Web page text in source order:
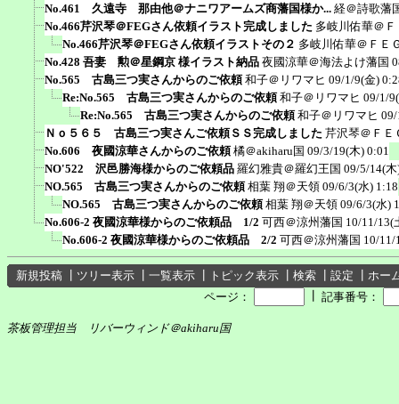
No.461 久遠寺 那由他＠ナニワアームズ商藩国様か... 経＠詩歌藩
No.466芹沢琴＠FEGさん依頼イラスト完成しました 多岐川佑華＠Ｆ
No.466芹沢琴＠FEGさん依頼イラストその２ 多岐川佑華＠ＦＥ
No.428 吾妻 勲＠星鋼京 様イラスト納品 夜國涼華＠海法よけ藩国
No.565 古島三つ実さんからのご依頼 和子＠リワマヒ 09/1/9(金)
Re:No.565 古島三つ実さんからのご依頼 和子＠リワマヒ 09/1/
Re:No.565 古島三つ実さんからのご依頼 和子＠リワマヒ
Ｎｏ５６５ 古島三つ実さんご依頼ＳＳ完成しました 芹沢琴＠ＦＥ
No.606 夜國涼華さんからのご依頼 橘＠akiharu国 09/3/19(木) 0:01
NO'522 沢邑勝海様からのご依頼品 羅幻雅貴＠羅幻王国 09/5/14(
NO.565 古島三つ実さんからのご依頼 相葉 翔＠天領 09/6/3(水) 1:18
NO.565 古島三つ実さんからのご依頼 相葉 翔＠天領 09/6/3(水)
No.606-2 夜國涼華様からのご依頼品 1/2 可西＠涼州藩国 10/11/13(
No.606-2 夜國涼華様からのご依頼品 2/2 可西＠涼州藩国 10/11/
新規投稿 ツリー表示 一覧表示 トピック表示 検索 設定
ホー
ページ：
記事番号：
茶板管理担当 リバーウィンド＠akiharu国